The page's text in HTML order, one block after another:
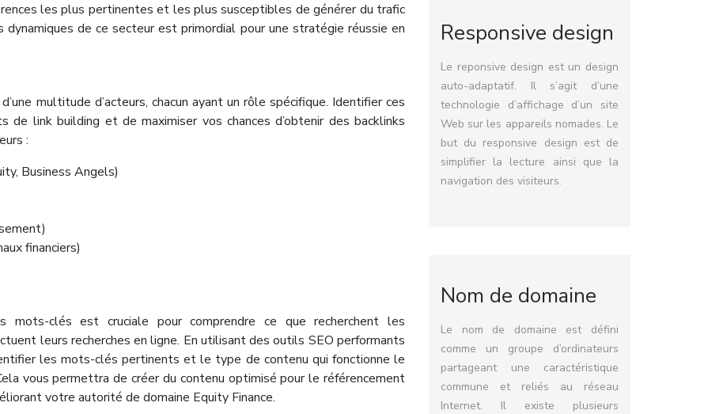
les plus pertinentes et les plus susceptibles de générer du trafic
de ce secteur est primordial pour une stratégie réussie en
multitude d’acteurs, chacun ayant un rôle spécifique. Identifier ces
link building et de maximiser vos chances d’obtenir des backlinks
:
Business Angels)
financiers)
mots-clés est cruciale pour comprendre ce que recherchent les
leurs recherches en ligne. En utilisant des outils SEO performants
les mots-clés pertinents et le type de contenu qui fonctionne le
vous permettra de créer du contenu optimisé pour le référencement
votre autorité de domaine Equity Finance.
Responsive design
Le reponsive design est un design
auto-adaptatif. Il s’agit d’une
technologie d’affichage d’un site
Web sur les appareils nomades. Le
but du responsive design est de
simplifier la lecture ainsi que la
navigation des visiteurs.
Nom de domaine
Le nom de domaine est défini
comme un groupe d’ordinateurs
partageant une caractéristique
commune et reliés au réseau
Internet. Il existe plusieurs